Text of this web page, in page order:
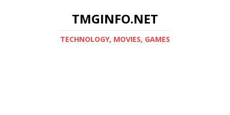
TMGINFO.NET
ТECHNOLOGY, MOVIES, GAMES